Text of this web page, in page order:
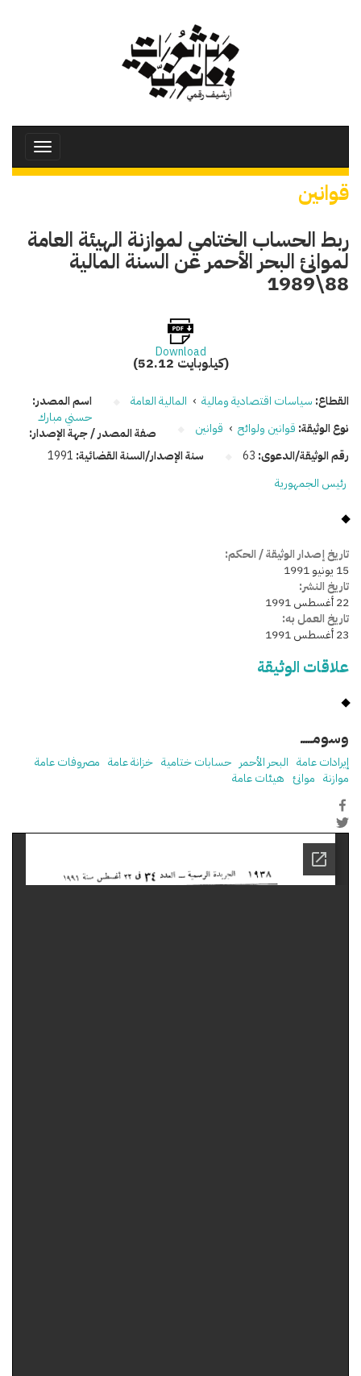
Toggle
قوانين
ربط الحساب الختامي لموازنة الهيئة العامة
لموانئ البحر الأحمر عن السنة المالية
88\1989
Download
(52.12 كيلوبايت)
القطاع: سياسات اقتصادية ومالية › المالية العامة
نوع الوثيقة: قوانين ولوائح › قوانين
رقم الوثيقة/الدعوى: 63 سنة الإصدار/السنة القضائية: 1991
اسم المصدر:
حسني مبارك
صفة المصدر / جهة الإصدار:
رئيس الجمهورية
تاريخ إصدار الوثيقة / الحكم:
15 يونيو 1991
تاريخ النشر:
22 أغسطس 1991
تاريخ العمل به:
23 أغسطس 1991
علاقات الوثيقة
وسومـــــ
إيرادات عامة البحر الأحمر حسابات ختامية خزانة عامة مصروفات عامة
موازنة موانئ هيئات عامة